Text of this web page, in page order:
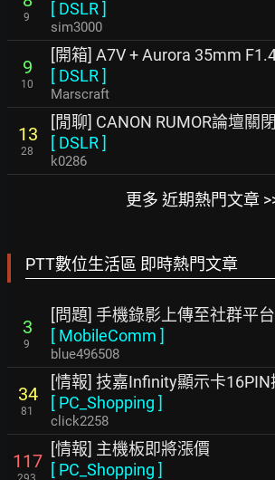
9
[ DSLR]
sim3000
9
10
[開箱] A7V + Aurora 35mm
[ DSLR]
Marscraft
13
28
[閒聊] CANON RUMOR論壇關閉
[ DSLR]
k0286
更多 近期熱門文章
PTT數位生活區 即時熱門文章
3
9
[問題] 手機錄影上傳至社群平
[ MobileComm ]
blue496508
34
81
[情報] 技嘉Infinity顯示卡
[ PC_Shopping ]
click2258
117
[情報] 主機板即將漲價
[ PC_Shopping ]